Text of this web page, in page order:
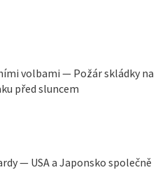
volbami — Požár skládky na
před sluncem
— USA a Japonsko společně